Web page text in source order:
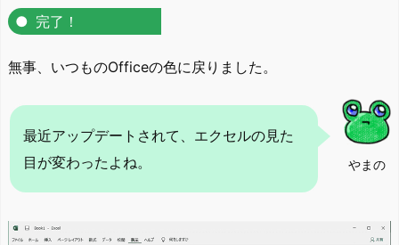
完了！
無事、いつものOfficeの色に戻りました。
やまの
最近アップデートされて、エクセルの見た
目が変わったよね。